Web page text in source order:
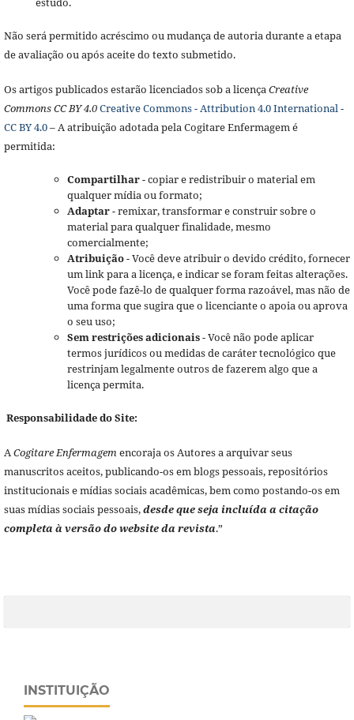
Não será permitido acréscimo ou mudança de autoria durante a etapa
de avaliação ou após aceite do texto submetido.
Os artigos publicados estarão licenciados sob a licençaCreative
Commons CC BY 4.0Creative Commons - Attribution 4.0 International -
CC BY 4.0– A atribuição adotada pela Cogitare Enfermagem é
permitida:
Compartilhar- copiar e redistribuir o material em
qualquer mídia ou formato;
Adaptar- remixar, transformar e construir sobre o
material para qualquer finalidade, mesmo
comercialmente;
Atribuição- Você deve atribuir o devido crédito, fornecer
um link para a licença, e indicar se foram feitas alterações.
Você pode fazê-lo de qualquer forma razoável, mas não de
uma forma que sugira que o licenciante o apoia ou aprova
o seu uso;
Sem restrições adicionais- Você não pode aplicar
termos jurídicos ou medidas de caráter tecnológico que
restrinjam legalmente outros de fazerem algo que a
licença permita.
Responsabilidade do Site:
ACogitare Enfermagemencoraja os Autores a arquivar seus
manuscritos aceitos, publicando-os em blogs pessoais, repositórios
institucionais e mídias sociais acadêmicas, bem como postando-os em
suas mídias sociais pessoais,desde que seja incluída a citação
completa à versão do website da revista.”
INSTITUIÇÃO